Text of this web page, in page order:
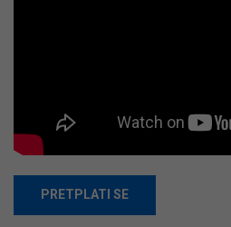
PRETPLATI SE